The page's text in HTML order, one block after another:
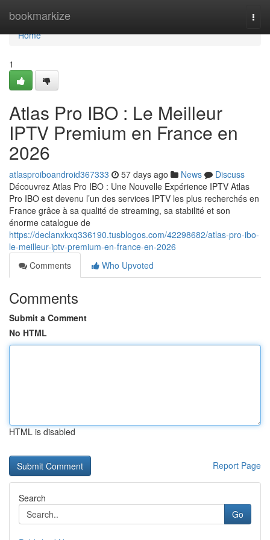
bookmarkize
Home
Home
1
Atlas Pro IBO : Le Meilleur
IPTV Premium en France en
2026
atlasproiboandroid367333 57 days ago News
Discuss
Découvrez Atlas Pro IBO : Une Nouvelle Expérience IPTV Atlas
Pro IBO est devenu l’un des services IPTV les plus recherchés en
France grâce à sa qualité de streaming, sa stabilité et son
énorme catalogue de
https://declanxkxq336190.tusblogos.com/42298682/atlas-pro-ibo-
le-meilleur-iptv-premium-en-france-en-2026
Comments
Who Upvoted
Comments
Submit a Comment
No HTML
HTML is disabled
Report Page
Search
Go